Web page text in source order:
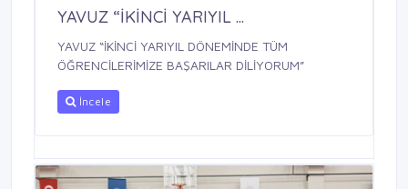
YAVUZ “İKİNCİ YARIYIL ...
YAVUZ “İKİNCİ YARIYIL DÖNEMİNDE TÜM
ÖĞRENCİLERİMİZE BAŞARILAR DİLİYORUM”
İncele